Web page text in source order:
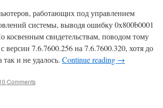
работающих под управлением
системы, выводя ошибку 0x800b0001
косвенным свидетельствам, поводом тому
версии 7.6.7600.256 на 7.6.7600.320, хотя до
и не удалось. Continue reading →
Comments